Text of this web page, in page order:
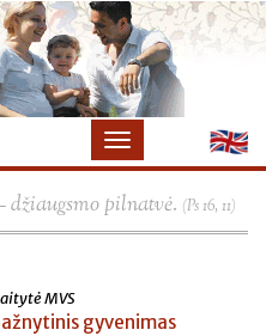
pilnatvė. (Ps 16, 11)
MVS
gyvenimas
×